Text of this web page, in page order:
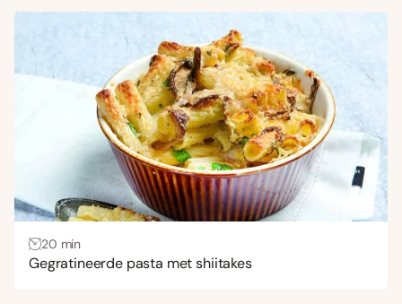
20 min
Gegratineerde pasta met shiitakes